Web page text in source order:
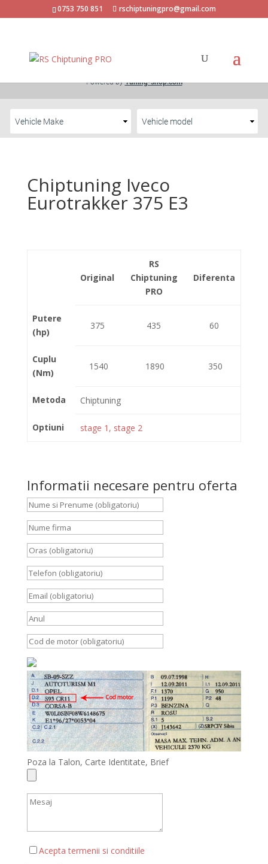
0753 750 851 rschiptuningpro@gmail.com
Chiptuning Iveco
Eurotrakker 375 E3
Original
RS
Chiptuning
PRO
Diferenta
Putere
(hp)
375 435 60
Cuplu
(Nm)
1540 1890 350
Metoda Chiptuning
Optiuni stage 1, stage 2
Informatii necesare pentru oferta
Poza la Talon, Carte Identitate, Brief
Acepta termenii si conditiile